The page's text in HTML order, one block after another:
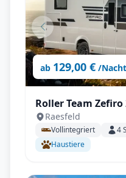
ab 129,00 € /Nacht
Roller Team
Automatik, Autark
Raesfeld
Vollintegriert 4
Haustiere